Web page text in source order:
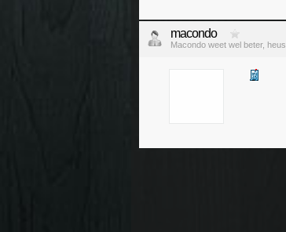
macondo
Macondo weet wel beter, heus